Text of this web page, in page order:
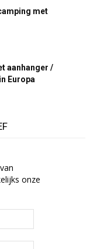
met
aanhanger /
Europa
onze